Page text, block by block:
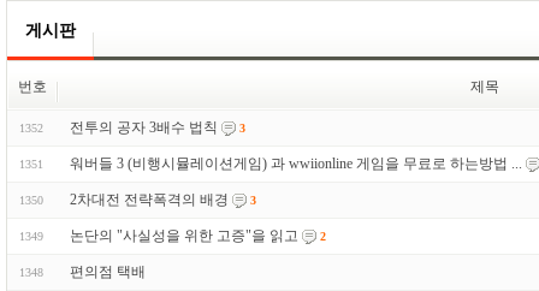
게시판
번호 제목
1352 전투의 공자 3배수 법칙 3
1351 워버들 3 (비행시뮬레이션게임) 과 wwiionline 게임을 무료로 하는방법 ...
1350 2차대전 전략폭격의 배경 3
1349 논단의 "사실성을 위한 고증"을 읽고 2
1348 편의점 택배